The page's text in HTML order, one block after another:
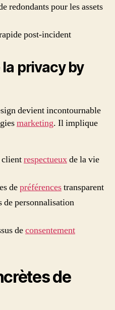
redondants pour les assets
post-incident
la privacy by
devient incontournable
marketing. Il implique
clientrespectueuxde la vie
depréférencestransparent
de personnalisation
deconsentement
de